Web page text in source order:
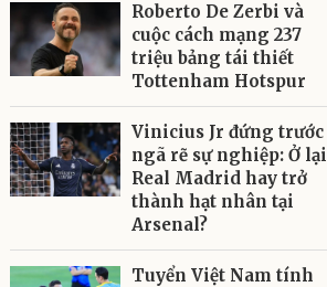
Roberto De Zerbi và
cuộc cách mạng 237
triệu bảng tái thiết
Tottenham Hotspur
Vinicius Jr đứng trước
ngã rẽ sự nghiệp: Ở lại
Real Madrid hay trở
thành hạt nhân tại
Arsenal?
Tuyển Việt Nam tính